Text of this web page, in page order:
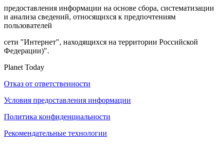
предоставления информации на основе сбора, систематизации
и анализа сведений, относящихся к предпочтениям
пользователей
сети "Интернет", находящихся на территории Российской
Федерации)".
Planet Today
Отказ от ответственности
Условия предоставления информации
Политика конфиденциальности
Рекомендательные технологии